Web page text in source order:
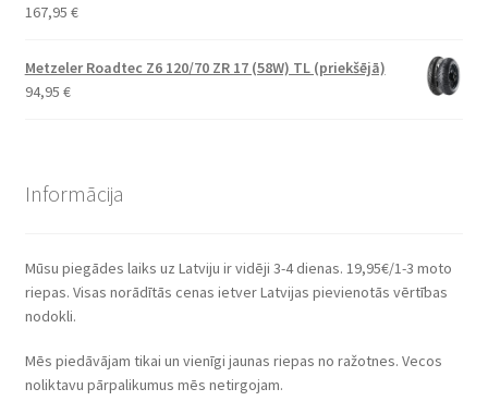
167,95 €
Metzeler Roadtec Z6 120/70 ZR 17 (58W) TL (priekšējā)
94,95 €
Informācija
Mūsu piegādes laiks uz Latviju ir vidēji 3-4 dienas. 19,95€/1-3 moto
riepas. Visas norādītās cenas ietver Latvijas pievienotās vērtības
nodokli.
Mēs piedāvājam tikai un vienīgi jaunas riepas no ražotnes. Vecos
noliktavu pārpalikumus mēs netirgojam.